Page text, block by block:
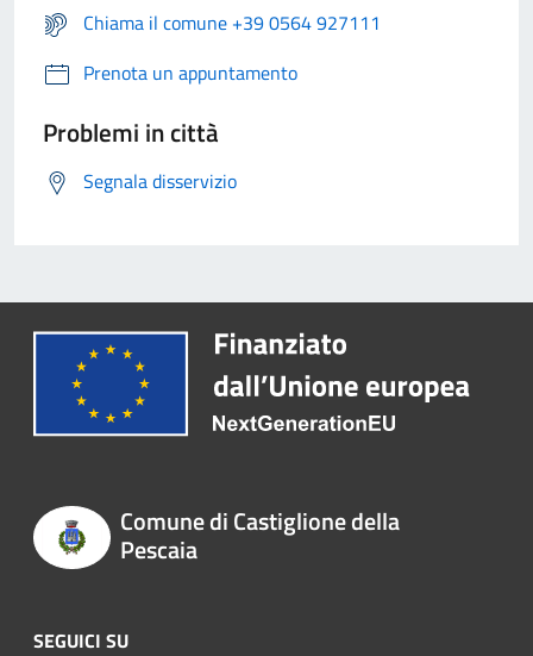
Chiama il comune +39 0564 927111
Prenota un appuntamento
Problemi in città
Segnala disservizio
Comune di Castiglione della
Pescaia
SEGUICI SU